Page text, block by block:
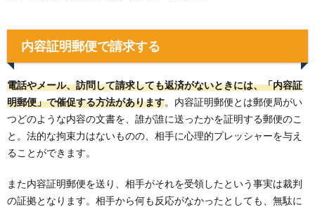
内容証明郵便で請求する
電話やメール、訪問して請求しても返済がないときには、「内容証
明郵便」で催促する方法があります。内容証明郵便とは郵便局がい
つどのような内容の文書を、誰が誰に送ったかを証明する郵便のこ
と。法的な拘束力はないものの、相手に心理的プレッシャーを与え
ることができます。
また内容証明郵便を送り、相手がそれを受領したという事実は裁判
の証拠となります。相手から何も反応がなかったとしても、無駄に